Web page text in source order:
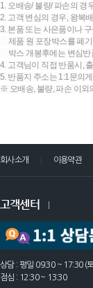
1. 오배송/ 불량/ 파손의 경
2. 고객 변심의 경우, 왕복
3. 본품 또는 사은품이나
제품 원 포장박스를 폐기
박스 개봉후에는 변심반
4. 고객님이 직접 반품시,
5. 반품지 주소는 1:1문의
※ 오배송, 불량, 파손 이외
회사소개 이용약관
고객센터
상담 : 평일 09:30 ~ 17:30 (
점심 : 12:30 ~ 13:30